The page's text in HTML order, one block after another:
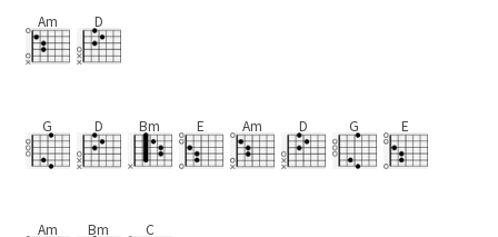
Am D
G D Bm E Am D G E
Am Bm C